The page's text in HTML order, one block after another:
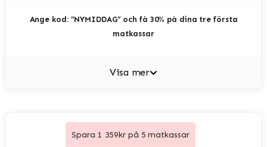
Ange kod: ”NYMIDDAG” och få 30% på dina tre första
matkassar
Visa mer
Spara 1 359kr på 5 matkassar